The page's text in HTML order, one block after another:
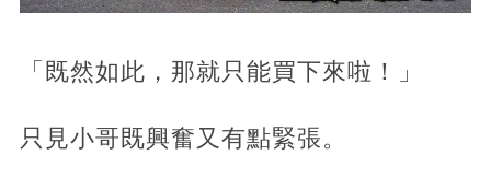
「既然如此，那就只能買下來啦！」
只見小哥既興奮又有點緊張。